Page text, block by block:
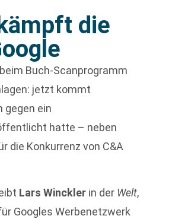
die
Buch-Scanprogramm
jetzt kommt
gegen ein
hatte – neben
die Konkurrenz von C&A
Lars Winckler in der Welt,
Googles Werbenetzwerk